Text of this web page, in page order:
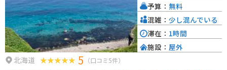
北海道 5 （口コミ5件）
予算： 無料
混雑： 少し混んでいる
滞在： 1時間
施設： 屋外